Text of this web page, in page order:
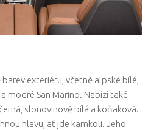
exteriéru, včetně alpské bílé,
modré San Marino. Nabízí také
slonovinově bílá a koňaková.
hlavu, ať jde kamkoli. Jeho